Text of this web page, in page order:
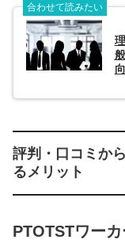
合わせて読みたい
評判・口コミか
るメリット
PTOTSTワー